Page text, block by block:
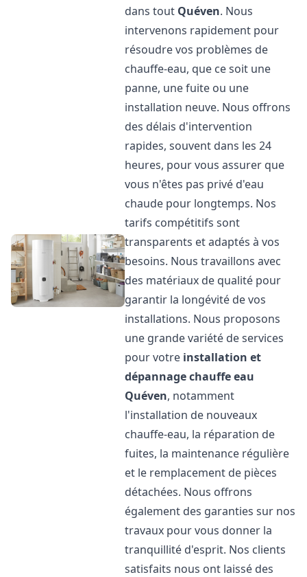
dans tout Quéven. Nous
intervenons rapidement pour
résoudre vos problèmes de
chauffe-eau, que ce soit une
panne, une fuite ou une
installation neuve. Nous offrons
des délais d'intervention
rapides, souvent dans les 24
heures, pour vous assurer que
vous n'êtes pas privé d'eau
chaude pour longtemps. Nos
tarifs compétitifs sont
transparents et adaptés à vos
besoins. Nous travaillons avec
des matériaux de qualité pour
garantir la longévité de vos
installations. Nous proposons
une grande variété de services
pour votre installation et
dépannage chauffe eau
Quéven, notamment
l'installation de nouveaux
chauffe-eau, la réparation de
fuites, la maintenance régulière
et le remplacement de pièces
détachées. Nous offrons
également des garanties sur nos
travaux pour vous donner la
tranquillité d'esprit. Nos clients
satisfaits nous ont laissé des